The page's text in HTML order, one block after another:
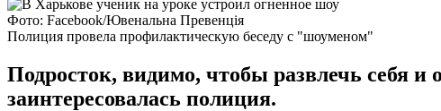
Фото: Facebook/Ювенальна Превенція
Полиция провела профилактическую беседу с "шоуменом"
Подросток, видимо, чтобы развлечь себя
заинтересовалась полиция.